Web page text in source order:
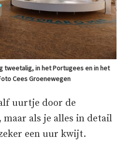
tweetalig, in het Portugees en in het
Cees Groenewegen
uurtje door de
als je alles in detail
een uur kwijt.